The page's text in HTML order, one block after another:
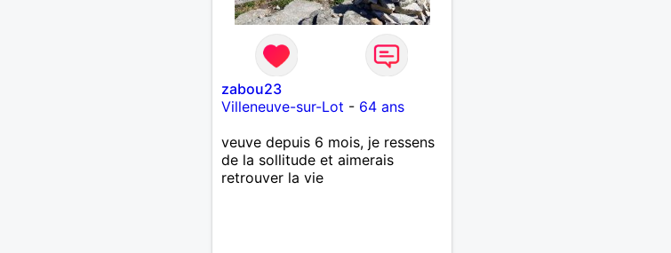
zabou23
Villeneuve-sur-Lot - 64 ans
veuve depuis 6 mois, je ressens
de la sollitude et aimerais
retrouver la vie